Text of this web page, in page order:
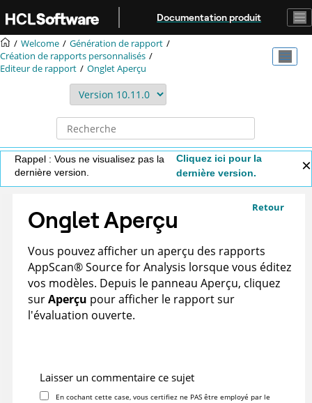
Aller au contenu principal
Documentation produit
Welcome
Génération de rapport
Création de rapports personnalisés
Editeur de rapport
Onglet Aperçu
Rappel : Vous ne visualisez pas la
dernière version.
Cliquez ici pour la
dernière version.
Retour
Onglet Aperçu
Vous pouvez afficher un aperçu des rapports
AppScan®Source for Analysis lorsque vous éditez
vos modèles. Depuis le panneau Aperçu, cliquez
surAperçu pour afficher le rapport sur
l'évaluation ouverte.
Laisser un commentaire ce sujet
En cochant cette case, vous certifiez ne PAS être employé par le